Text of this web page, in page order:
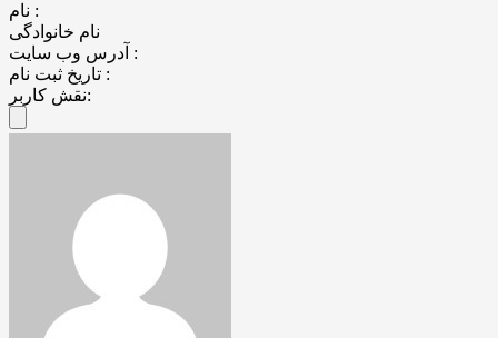
نام :
نام خانوادگی
آدرس وب سایت :
تاریخ ثبت نام :
نقش کاربر: